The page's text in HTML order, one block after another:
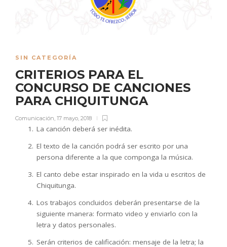
SIN CATEGORÍA
CRITERIOS PARA EL
CONCURSO DE CANCIONES
PARA CHIQUITUNGA
Comunicación, 17 mayo, 2018
La canción deberá ser inédita.
El texto de la canción podrá ser escrito por una
persona diferente a la que componga la música.
El canto debe estar inspirado en la vida u escritos de
Chiquitunga.
Los trabajos concluidos deberán presentarse de la
siguiente manera: formato video y enviarlo con la
letra y datos personales.
Serán criterios de calificación: mensaje de la letra; la